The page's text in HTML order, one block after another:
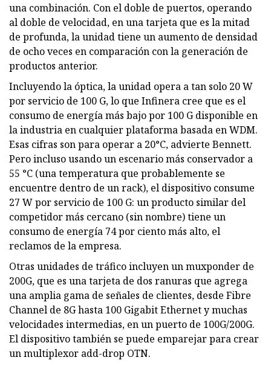
una combinación. Con el doble de puertos, operando
al doble de velocidad, en una tarjeta que es la mitad
de profunda, la unidad tiene un aumento de densidad
de ocho veces en comparación con la generación de
productos anterior.
Incluyendo la óptica, la unidad opera a tan solo 20 W
por servicio de 100 G, lo que Infinera cree que es el
consumo de energía más bajo por 100 G disponible en
la industria en cualquier plataforma basada en WDM.
Esas cifras son para operar a 20°C, advierte Bennett.
Pero incluso usando un escenario más conservador a
55 °C (una temperatura que probablemente se
encuentre dentro de un rack), el dispositivo consume
27 W por servicio de 100 G: un producto similar del
competidor más cercano (sin nombre) tiene un
consumo de energía 74 por ciento más alto, el
reclamos de la empresa.
Otras unidades de tráfico incluyen un muxponder de
200G, que es una tarjeta de dos ranuras que agrega
una amplia gama de señales de clientes, desde Fibre
Channel de 8G hasta 100 Gigabit Ethernet y muchas
velocidades intermedias, en un puerto de 100G/200G.
El dispositivo también se puede emparejar para crear
un multiplexor add-drop OTN.